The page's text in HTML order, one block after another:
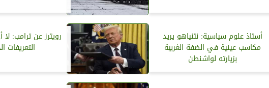
أستاذ علوم سياسية: نتنياهو يريد
مكاسب عينية في الضفة الغربية
بزيارته لواشنطن
رويترز عن ترامب:
التعريفات